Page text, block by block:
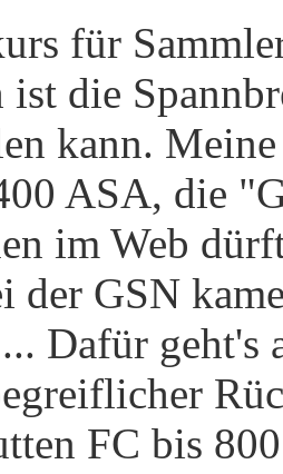
für
die
kann.
ASA, die
im Web
der GSN
Dafür geht's
FC bis